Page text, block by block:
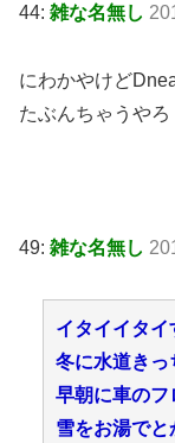
44: 雑な名無し
にわかやけど
たぶんちゃうやろ
49: 雑な名無し
イタイイタイ
冬に水道きっ
早朝に車のフ
雪をお湯でと